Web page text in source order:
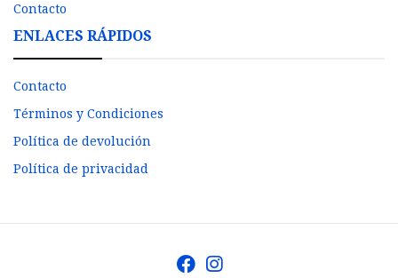
Contacto
ENLACES RÁPIDOS
Contacto
Términos y Condiciones
Política de devolución
Política de privacidad